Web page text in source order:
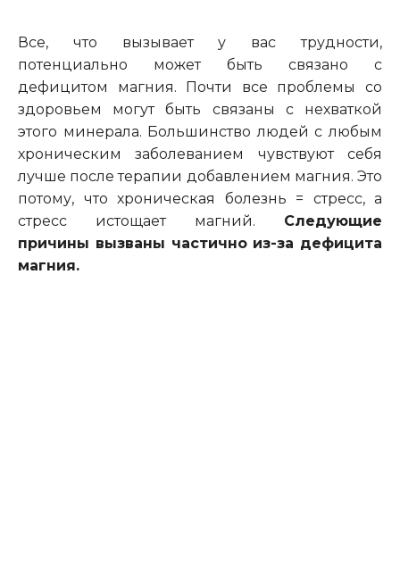
Все, что вызывает у вас трудности,
потенциально может быть связано с
дефицитом магния. Почти все проблемы со
здоровьем могут быть связаны с нехваткой
этого минерала. Большинство людей с любым
хроническим заболеванием чувствуют себя
лучше после терапии добавлением магния. Это
потому, что хроническая болезнь = стресс, а
стресс истощает магний. Следующие
причины вызваны частично из-за дефицита
магния.